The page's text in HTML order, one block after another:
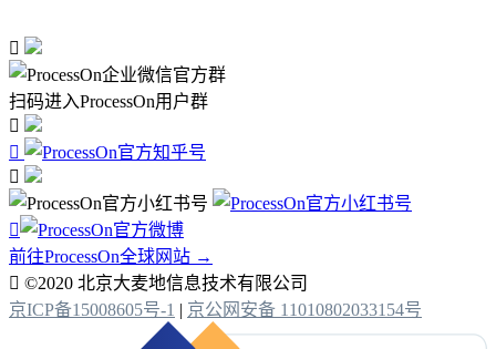

扫码进入ProcessOn用户群




前往ProcessOn全球网站 →
 ©2020 北京大麦地信息技术有限公司
京ICP备15008605号-1 | 京公网安备 11010802033154号